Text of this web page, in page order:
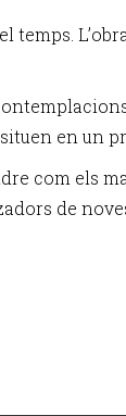
en un
com els
de